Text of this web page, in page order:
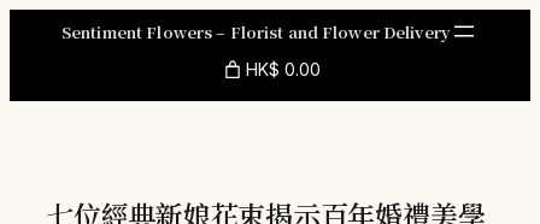
Sentiment Flowers – Florist and Flower Delivery
HK$ 0.00
七位經典新娘花束揭示百年婚禮美學